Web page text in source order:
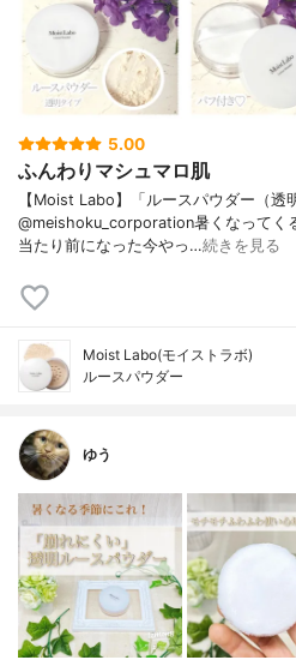
5.00
ふんわりマシュマロ肌
【Moist Labo】「ルースパウダー（透
@meishoku_corporation暑くなってく
当たり前になった今やっ…続きを見る
Moist Labo(モイストラボ)
ルースパウダー
ゆう